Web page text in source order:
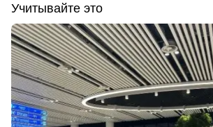
Учитывайте это